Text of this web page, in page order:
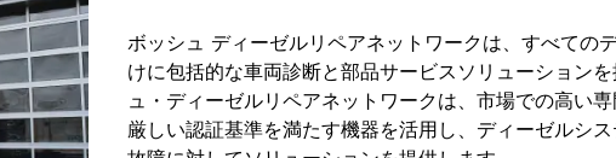
ボッシュ ディーゼルリペアネットワークは、すべての
けに包括的な車両診断と部品サービスソリューション
ュ・ディーゼルリペアネットワークは、市場での高い
厳しい認証基準を満たす機器を活用し、ディーゼルシ